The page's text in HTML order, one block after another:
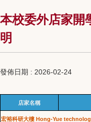
本校委外店家開
明
發佈日期 : 2026-02-24
店家名稱
宏裕科研大樓 Hong-Yue